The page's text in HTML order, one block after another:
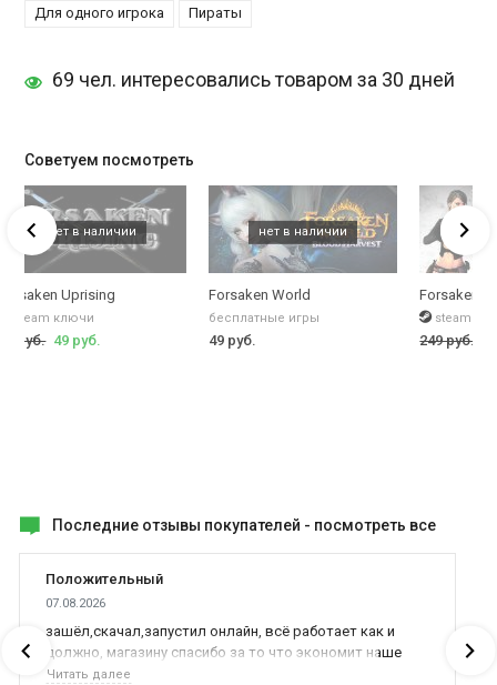
Для одного игрока Пираты
69 чел. интересовались товаром за 30 дней
Советуем посмотреть
Uprising
steam ключи
руб. 49 руб.
Forsaken World
бесплатные игры
49 руб.
Forsaken
steam
249 руб.
Последние отзывы покупателей - посмотреть все
Положительный
07.08.2026
зашёл,скачал,запустил онлайн, всё работает как и
должно, магазину спасибо за то что экономит наше
время,нервы и деньги, ребята вы красава оказываете
Читать далее